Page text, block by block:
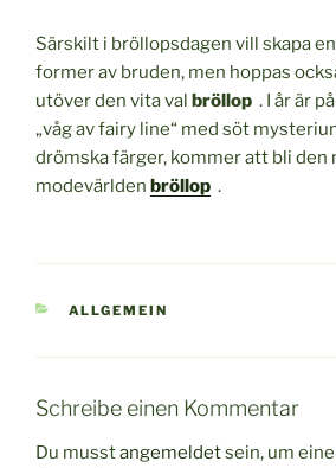
Särskilt i bröllopsdagen vill skapa
former av bruden, men hoppas
utöver den vita val bröllop . I år är
„våg av fairy line“ med söt
drömska färger, kommer att bli den
modevärlden bröllop .
KATEGORIEN
ALLGEMEIN
Schreibe einen Kommentar
Du musstangemeldetsein, um